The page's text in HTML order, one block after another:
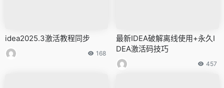
idea2025.3激活教程同步
168
最新IDEA破解离线使用+永久I
DEA激活码技巧
457